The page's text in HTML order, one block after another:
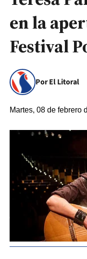
en la
Festival
Por El Litoral
Martes, 08 de febrero